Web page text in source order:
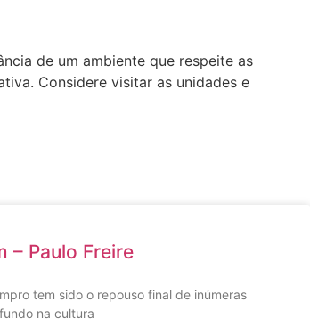
de um ambiente que respeite as
Considere visitar as unidades e
– Paulo Freire
tem sido o repouso final de inúmeras
na cultura